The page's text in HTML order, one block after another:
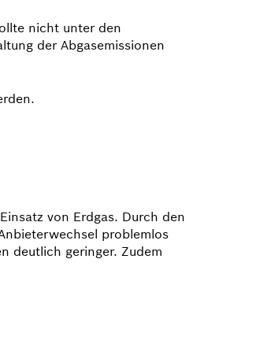
nicht unter den
der Abgasemissionen
von Erdgas. Durch den
problemlos
deutlich geringer. Zudem